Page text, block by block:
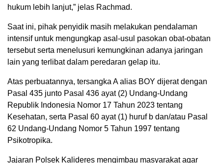
hukum lebih lanjut,” jelas Rachmad.
Saat ini, pihak penyidik masih melakukan pendalaman
intensif untuk mengungkap asal-usul pasokan obat-obatan
tersebut serta menelusuri kemungkinan adanya jaringan
lain yang terlibat dalam peredaran gelap itu.
Atas perbuatannya, tersangka A alias BOY dijerat dengan
Pasal 435 junto Pasal 436 ayat (2) Undang-Undang
Republik Indonesia Nomor 17 Tahun 2023 tentang
Kesehatan, serta Pasal 60 ayat (1) huruf b dan/atau Pasal
62 Undang-Undang Nomor 5 Tahun 1997 tentang
Psikotropika.
Jajaran Polsek Kalideres mengimbau masyarakat agar